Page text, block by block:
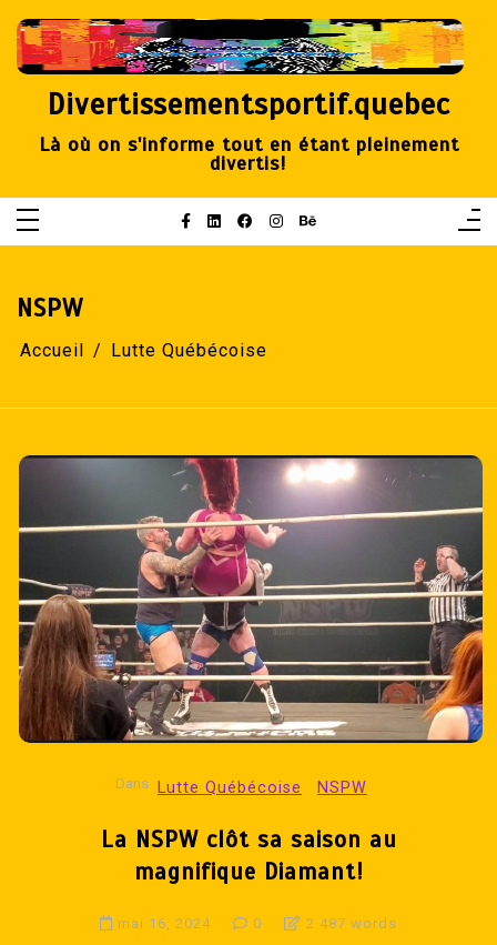
contenu
Divertissementsportif.quebec
Là où on s'informe tout en étant pleinement
divertis!
NSPW
Accueil Lutte Québécoise
Dans Lutte Québécoise NSPW
La NSPW clôt sa saison au
magnifique Diamant!
mai 16, 2024 0 2 487 words